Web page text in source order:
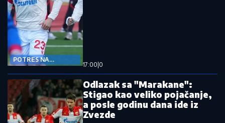
POTRES NA
MARAKANI
17:00 0
Odlazak sa "Marakane":
Stigao kao veliko pojačanje,
a posle godinu dana ide iz
Zvezde